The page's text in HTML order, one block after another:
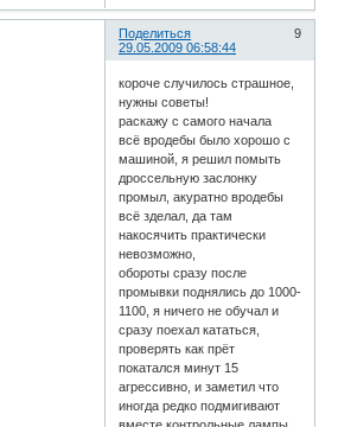
Поделиться
9
29.05.2009 06:58:44
короче случилось страшное,
нужны советы!
раскажу с самого начала
всё вродебы было хорошо с
машиной, я решил помыть
дроссельную заслонку
промыл, акуратно вродебы
всё зделал, да там
накосячить практически
невозможно,
обороты сразу после
промывки поднялись до 1000-
1100, я ничего не обучал и
сразу поехал кататься,
проверять как прёт
покатался минут 15
агрессивно, и заметил что
иногда редко подмигивают
вместе контрольные лампы